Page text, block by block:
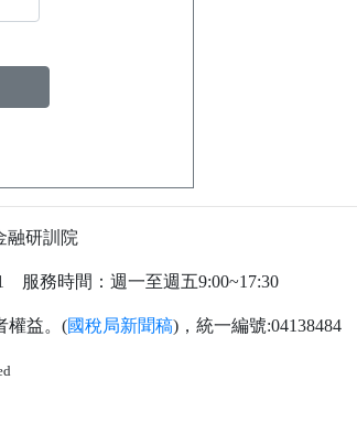
融研訓院
服務時間：週一至週五9:00~17:30
權益。(國稅局新聞稿)，統一編號:04138484